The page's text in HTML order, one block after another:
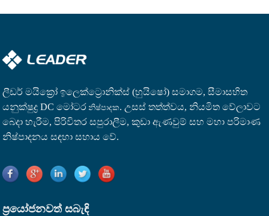
ලීඩර් මයික්‍රෝ ඉලෙක්ට්‍රොනික්ස් (හුයිෂෝ) සමාගම, සීමාසහිත
යනුක්ෂුද්‍ර DC මෝටර නිෂ්පාදක. උසස් තත්ත්වය, නියමිත වේලාවට
බෙදා හැරීම, පිරිවිතර සපුරාලීම, කුඩා ඇණවුම් සහ මහා පරිමාණ
නිෂ්පාදනය සඳහා සහාය වේ.
ප්‍රයෝජනවත් සබැඳි